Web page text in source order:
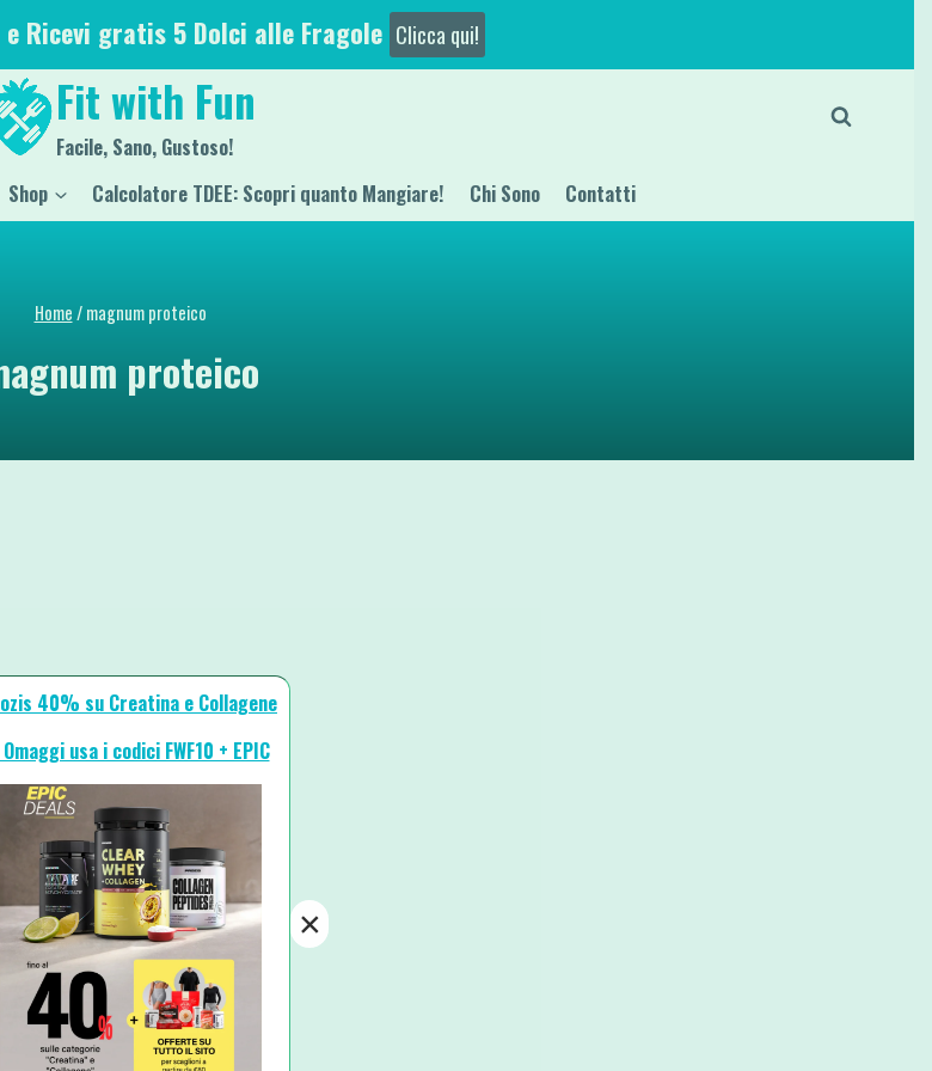
Ricevi gratis 5 Dolci alle Fragole Clicca qui!
Fit with Fun
Facile, Sano, Gustoso!
Shop Calcolatore TDEE: Scopri quanto Mangiare! Chi Sono Contatti
Home/ magnum proteico
proteico
40% su Creatina e Collagene
Omaggi usa i codici FWF10 + EPIC
×